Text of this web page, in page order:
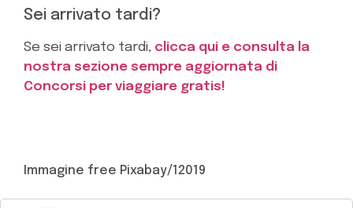
Sei arrivato tardi?
Se sei arrivato tardi, clicca qui e consulta la
nostra sezione sempre aggiornata di
Concorsi per viaggiare gratis!
Immagine free Pixabay/12019